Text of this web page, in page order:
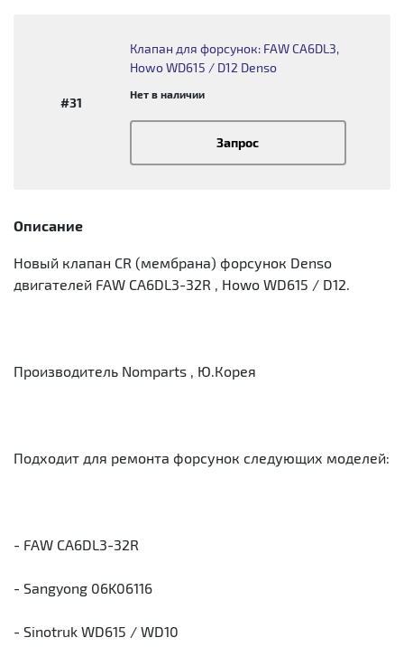
#31
Клапан для форсунок: FAW CA6DL3,
Howo WD615 / D12 Denso
Нет в наличии
Запрос
Описание
Новый клапан CR (мембрана) форсунок Denso
двигателей FAW CA6DL3-32R , Howo WD615 / D12.
Производитель Nomparts , Ю.Корея
Подходит для ремонта форсунок следующих моделей:
- FAW CA6DL3-32R
- Sangyong 06K06116
- Sinotruk WD615 / WD10